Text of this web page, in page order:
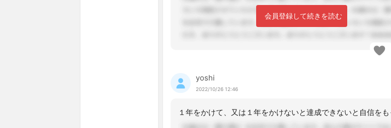
会員登録して続きを読む
yoshi
2022/10/26 12:46